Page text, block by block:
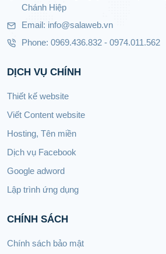
Chánh Hiệp
Email: info@salaweb.vn
Phone: 0969.436.832 - 0974.011.562
DỊCH VỤ CHÍNH
Thiết kế website
Viết Content website
Hosting, Tên miền
Dịch vụ Facebook
Google adword
Lập trình ứng dụng
CHÍNH SÁCH
Chính sách bảo mật